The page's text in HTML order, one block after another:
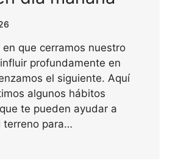
en que cerramos nuestro
profundamente en
el siguiente. Aquí
algunos hábitos
te pueden ayudar a
terreno para…